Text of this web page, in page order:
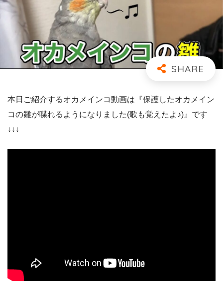
本日ご紹介するオカメインコ動画は『保護したオカメイン
コの雛が喋れるようになりました(歌も覚えたよ♪)』です
↓↓↓